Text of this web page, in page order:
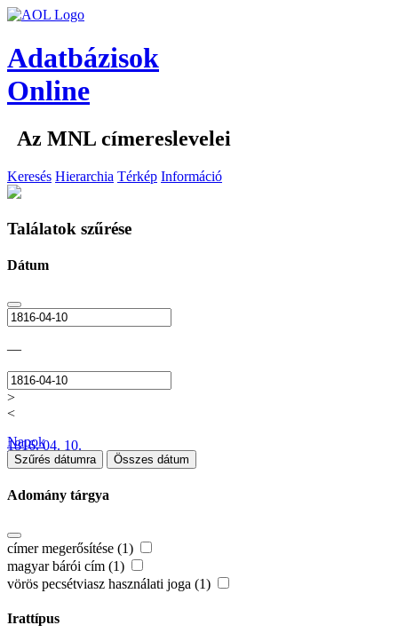
Adatbázisok
Online
Az MNL címereslevelei
Keresés Hierarchia Térkép Információ
Találatok szűrése
Dátum
—
>
<
1816. 04. 10.
Napok
Szűrés dátumra Összes dátum
Adomány tárgya
címer megerősítése (1)
magyar bárói cím (1)
vörös pecsétviasz használati joga (1)
Irattípus